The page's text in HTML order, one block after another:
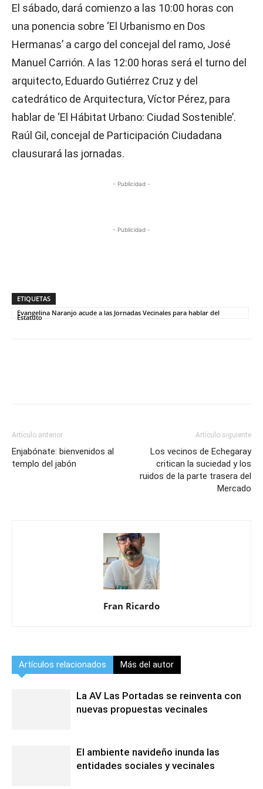
El sábado, dará comienzo a las 10:00 horas con
una ponencia sobre ‘El Urbanismo en Dos
Hermanas’ a cargo del concejal del ramo, José
Manuel Carrión. A las 12:00 horas será el turno del
arquitecto, Eduardo Gutiérrez Cruz y del
catedrático de Arquitectura, Víctor Pérez, para
hablar de ‘El Hábitat Urbano: Ciudad Sostenible’.
Raúl Gil, concejal de Participación Ciudadana
clausurará las jornadas.
- Publicidad -
- Publicidad -
ETIQUETAS
Evangelina Naranjo acude a las Jornadas Vecinales para hablar del
Estatuto
Artículo anterior
Enjabónate: bienvenidos al
templo del jabón
Artículo siguiente
Los vecinos de Echegaray
critican la suciedad y los
ruidos de la parte trasera del
Mercado
Fran Ricardo
Artículos relacionados Más del autor
La AV Las Portadas se reinventa con
nuevas propuestas vecinales
El ambiente navideño inunda las
entidades sociales y vecinales